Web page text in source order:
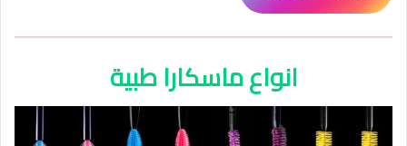
انواع ماسكارا طبية